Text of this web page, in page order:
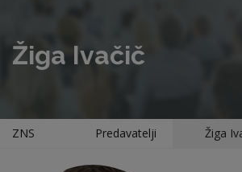
Žiga Ivačič
ZNS Predavatelji Žiga